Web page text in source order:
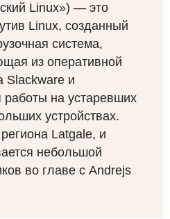
Linux») — это
Linux, созданный
система,
из оперативной
Slackware и
на устаревших
устройствах.
Latgale, и
небольшой
во главе с Andrejs